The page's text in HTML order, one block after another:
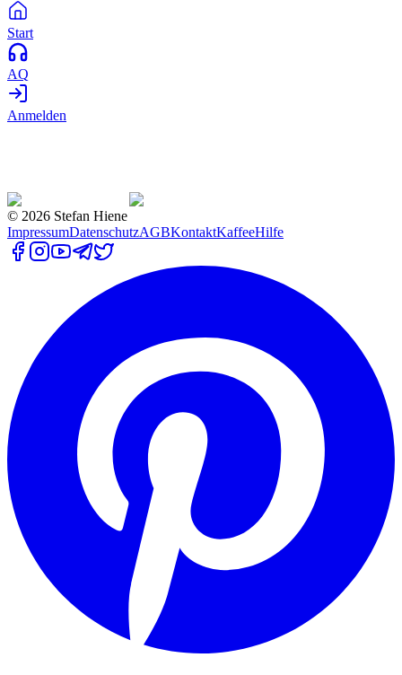
Start
AQ
Anmelden
© 2026 Stefan Hiene
ImpressumDatenschutzAGBKontaktKaffeeHilfe